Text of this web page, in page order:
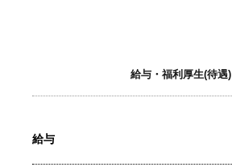
給与・福利厚生(待遇)
給与